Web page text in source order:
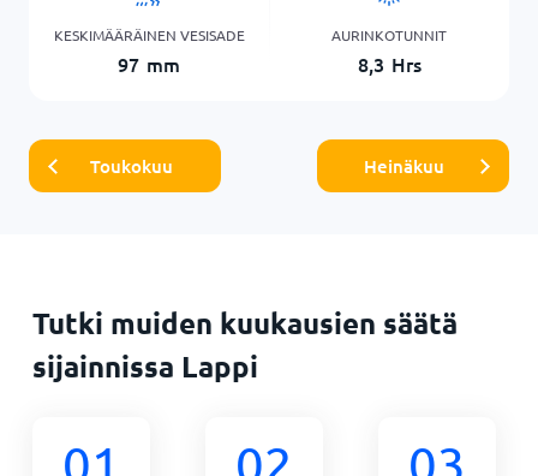
KESKIMÄÄRÄINEN VESISADE
97 mm
AURINKOTUNNIT
8,3 Hrs
Toukokuu Heinäkuu
Tutki muiden kuukausien säätä
sijainnissa Lappi
01 02 03